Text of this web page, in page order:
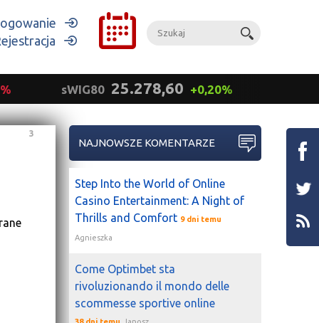
sWIG80 25.278,60 +0,20%
3
NAJNOWSZE KOMENTARZE
Step Into the World of Online
Casino Entertainment: A Night of
Thrills and Comfort 9 dni temu
Agnieszka
Come Optimbet sta
rivoluzionando il mondo delle
scommesse sportive online